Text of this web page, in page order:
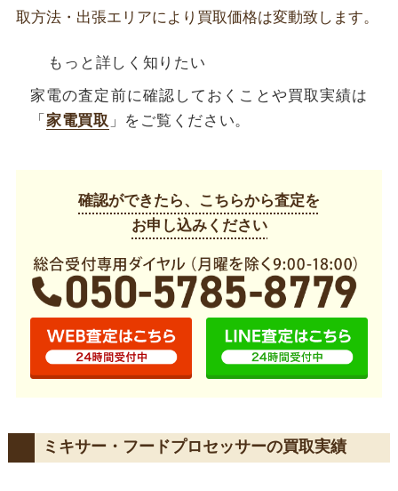
取方法・出張エリアにより買取価格は変動致します。
もっと詳しく知りたい
家電の査定前に確認しておくことや買取実績は
「 家電買取 」をご覧ください。
確認ができたら、こちらから査定を
お申し込みください
ミキサー・フードプロセッサーの買取実績